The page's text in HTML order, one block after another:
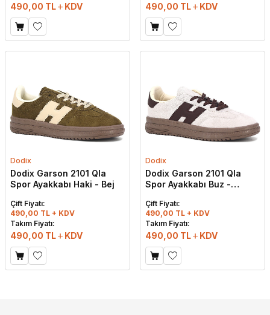
490,00 TL KDV 490,00 TL KDV
Dodix
Dodix Garson 2101 Qla
Spor Ayakkabı Haki - Bej
Çift Fiyatı:
490,00 TL + KDV
Takım Fiyatı:
490,00 TL KDV
Dodix
Dodix Garson 2101 Qla
Spor Ayakkabı Buz -
Çift Fiyatı:
490,00 TL + KDV
Takım Fiyatı:
490,00 TL KDV